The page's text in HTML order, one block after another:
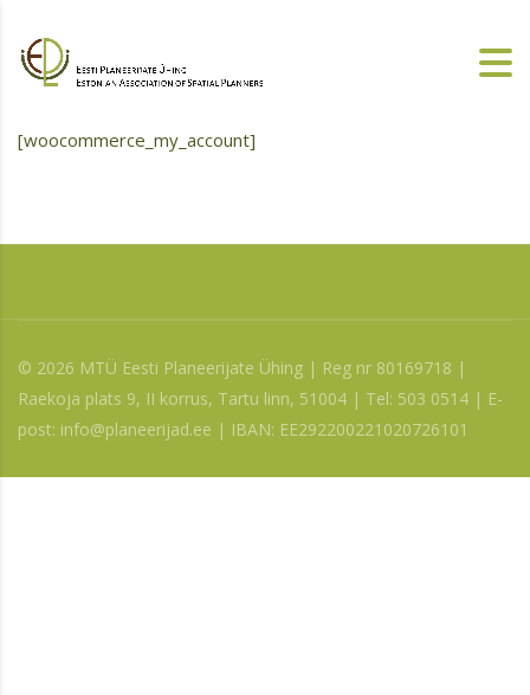
[woocommerce_my_account]
© 2026 MTÜ Eesti Planeerijate Ühing | Reg nr 80169718 |
Raekoja plats 9, II korrus, Tartu linn, 51004 | Tel: 503 0514 | E-
post: info@planeerijad.ee | IBAN: EE292200221020726101